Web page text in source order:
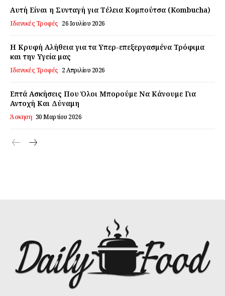
Σχετικά με εμάς
Ο λογαριασμός μου
Επικοινωνία
Αυτή Είναι η Συνταγή για Τέλεια Κομπούτσα (Kombucha)
Ιδανικές Τροφές 26 Ιουλίου 2026
Η Κρυφή Αλήθεια για τα Υπερ-επεξεργασμένα Τρόφιμα
και την Υγεία μας
Ιδανικές Τροφές 2 Απριλίου 2026
Επτά Ασκήσεις Που Όλοι Μπορούμε Να Κάνουμε Για
Αντοχή Και Δύναμη
Άσκηση 30 Μαρτίου 2026